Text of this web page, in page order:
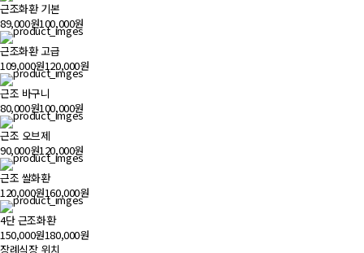
근조화환 기본
89,000원100,000원
근조화환 고급
109,000원120,000원
근조 바구니
80,000원100,000원
근조 오브제
90,000원120,000원
근조 쌀화환
120,000원160,000원
4단 근조화환
150,000원180,000원
장례식장 위치500m